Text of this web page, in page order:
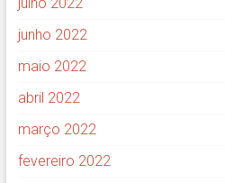
junho 2022
maio 2022
abril 2022
março 2022
fevereiro 2022